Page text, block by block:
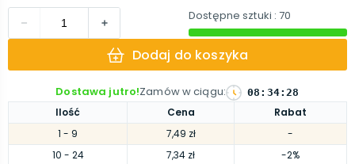
Ilość Cena
Rabat
1 - 9 7,49 zł
-
10 - 24 7,34 zł
-2%
Dostępne sztuki : 70
Dodaj do koszyka
Dostawa jutro!Zamów w ciągu: 08 : 34:28